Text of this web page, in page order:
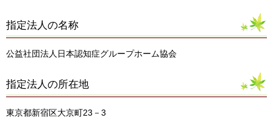
指定法人の名称
公益社団法人日本認知症グループホーム協会
指定法人の所在地
東京都新宿区大京町23－3